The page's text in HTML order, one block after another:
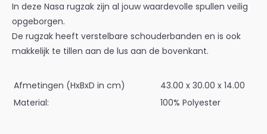
In deze Nasa rugzak zijn al jouw waardevolle spullen veilig
opgeborgen.
De rugzak heeft verstelbare schouderbanden en is ook
makkelijk te tillen aan de lus aan de bovenkant.
Afmetingen (HxBxD in cm)
43.00 x 30.00 x 14.00
Material:
100% Polyester